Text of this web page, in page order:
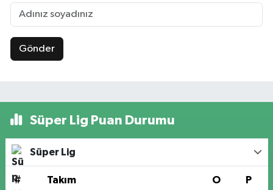
Gönder
Süper Lig Puan Durumu
Süper Lig
# Takım O P